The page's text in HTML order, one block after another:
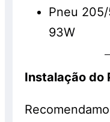
Pneu 205/
93W
Instalação do